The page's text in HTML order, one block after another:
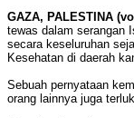
GAZA, PALESTINA
tewas dalam serangan
secara keseluruhan
Kesehatan di daerah
Sebuah pernyataan
orang lainnya juga